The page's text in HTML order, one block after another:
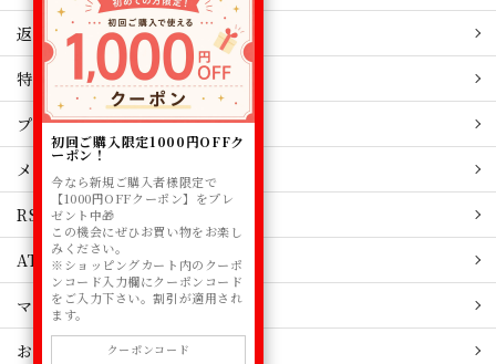
返品関連
特定商取引
プライバシーポリシー
メルマガ登録
RSS
ATOM
マイアカウント
お問い合わせ
初回ご購入限定1000円OFFク
ーポン！
今なら新規ご購入者様限定で
【1000円OFFクーポン】をプレ
ゼント中🎁
この機会にぜひお買い物をお楽し
みください。
※ショッピングカート内のクーポ
ンコード入力欄にクーポンコード
をご入力下さい。割引が適用され
ます。
クーポンコード